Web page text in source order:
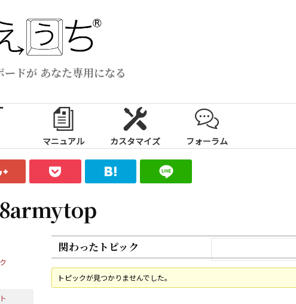
ードが あなた専用になる
マニュアル カスタマイズ フォーラム
関わったトピック
トピックが見つかりませんでした。